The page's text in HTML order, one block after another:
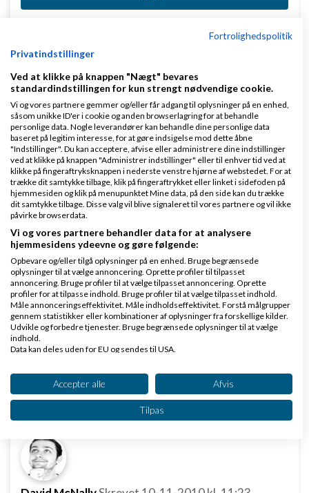
Jacob RohdeSkrevet09-11-2010kl. 21:24
David Mc Nally:
Spændende! Har I overvejet at stille det til
rådighed som service, man kan tilgå
programmmeringsmæssigt?
Du kan tilgå VIES web service selv direkte, hvilket er
det vi har gjort.Der er en WSDL her.
Tag første skridt i at lære at programmere for iOS: Lær Objective-C.
Fortrolighedspolitik
Privatindstillinger
Ved at klikke på knappen "Nægt" bevares
standardindstillingen for kun strengt nødvendige cookie.
Vi og vores partnere gemmer og/eller får adgang til oplysninger på en enhed,
såsom unikke ID'er i cookie og anden browserlagring for at behandle
personlige data. Nogle leverandører kan behandle dine personlige data
baseret på legitim interesse, for at gøre indsigelse mod dette åbne
"Indstillinger". Du kan acceptere, afvise eller administrere dine indstillinger
ved at klikke på knappen "Administrer indstillinger" eller til enhver tid ved at
klikke på fingeraftryksknappen i nederste venstre hjørne af webstedet. For at
trække dit samtykke tilbage, klik på fingeraftrykket eller linket i sidefoden på
hjemmesiden og klik på menupunktet Mine data, på den side kan du trække
dit samtykke tilbage. Disse valg vil blive signaleret til vores partnere og vil ikke
påvirke browserdata.
Vi og vores partnere behandler data for at analysere
hjemmesidens ydeevne og gøre følgende:
Opbevare og/eller tilgå oplysninger på en enhed. Bruge begrænsede
oplysninger til at vælge annoncering. Oprette profiler til tilpasset
annoncering. Bruge profiler til at vælge tilpasset annoncering. Oprette
profiler for at tilpasse indhold. Bruge profiler til at vælge tilpasset indhold.
Måle annonceringseffektivitet. Måle indholdseffektivitet. Forstå målgrupper
gennem statistikker eller kombinationer af oplysninger fra forskellige kilder.
Udvikle og forbedre tjenester. Bruge begrænsede oplysninger til at vælge
indhold.
Data kan deles uden for EU og sendes til USA.
Se partnerliste (2 IAB-leverandører)
Vi bruger dine data til følgende formål:
IAB's behandlingsformål:
Opbevare og/eller tilgå oplysninger på en
enhed
Bruge begrænsede oplysninger til at vælge
Accepter alle Afvis
Tilpas